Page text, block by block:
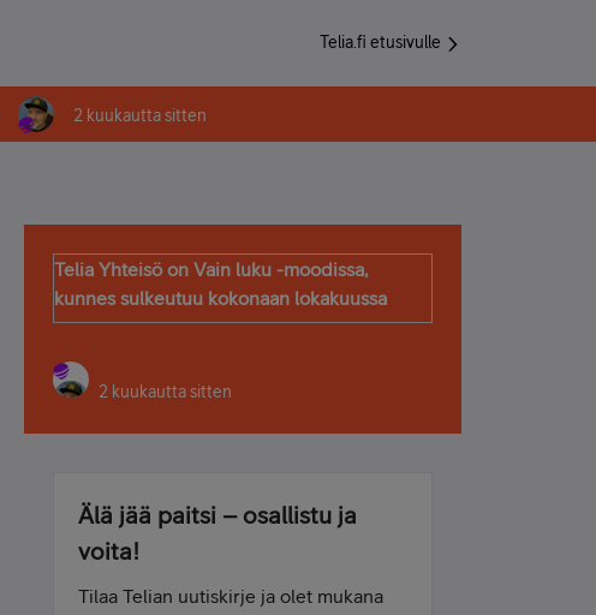
Telia.fi etusivulle
2 kuukautta sitten
Telia Yhteisö on Vain luku -moodissa,
kunnes sulkeutuu kokonaan lokakuussa
2 kuukautta sitten
Älä jää paitsi – osallistu ja
voita!
Tilaa Telian uutiskirje ja olet mukana